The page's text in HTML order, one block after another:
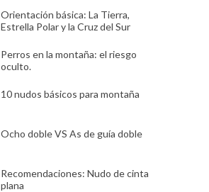
Orientación básica: La Tierra,
Estrella Polar y la Cruz del Sur
Perros en la montaña: el riesgo
oculto.
10 nudos básicos para montaña
Ocho doble VS As de guía doble
Recomendaciones: Nudo de cinta
plana